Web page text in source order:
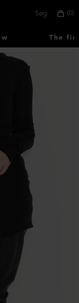
0
Søg
The first